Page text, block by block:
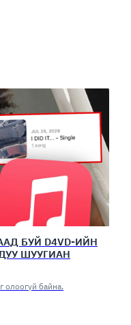
БУЙ D4VD-ИЙН
ШУУГИАН
олоогүй байна.